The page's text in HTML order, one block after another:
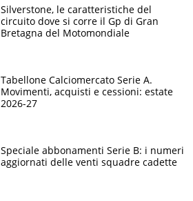
Silverstone, le caratteristiche del
circuito dove si corre il Gp di Gran
Bretagna del Motomondiale
Tabellone Calciomercato Serie A.
Movimenti, acquisti e cessioni: estate
2026-27
Speciale abbonamenti Serie B: i numeri
aggiornati delle venti squadre cadette